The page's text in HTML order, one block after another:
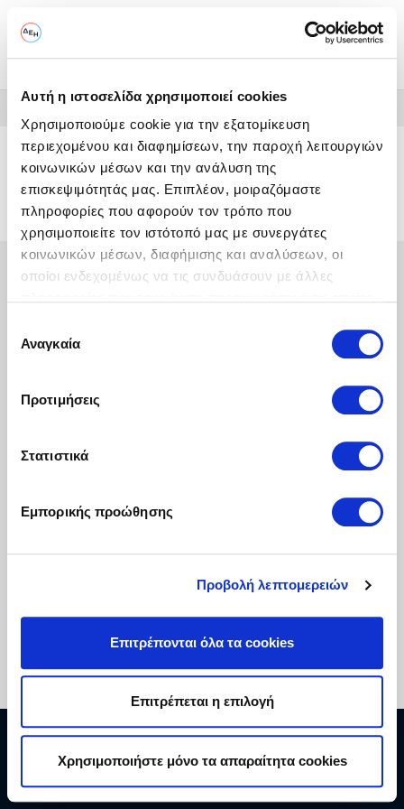
Αυτή η ιστοσελίδα χρησιμοποιεί cookies
Χρησιμοποιούμε cookie για την εξατομίκευση
περιεχομένου και διαφημίσεων, την παροχή λειτουργιών
κοινωνικών μέσων και την ανάλυση της
επισκεψιμότητάς μας. Επιπλέον, μοιραζόμαστε
πληροφορίες που αφορούν τον τρόπο που
χρησιμοποιείτε τον ιστότοπό μας με συνεργάτες
κοινωνικών μέσων, διαφήμισης και αναλύσεων, οι
οποίοι ενδεχομένως να τις συνδυάσουν με άλλες
των υπηρεσιών τους.
συγκατάθεσης
Αναγκαία
Προτιμήσεις
Στατιστικά
Εμπορικής προώθησης
Προβολή λεπτομερειών
Επιτρέπονται όλα τα cookies
Επιτρέπεται η επιλογή
Χρησιμοποιήστε μόνο τα απαραίτητα cookies
Pages 404
404 - Παρουσιάστηκε Σφάλμα
Copyright © 2026 ΔΕΗ Α.Ε.